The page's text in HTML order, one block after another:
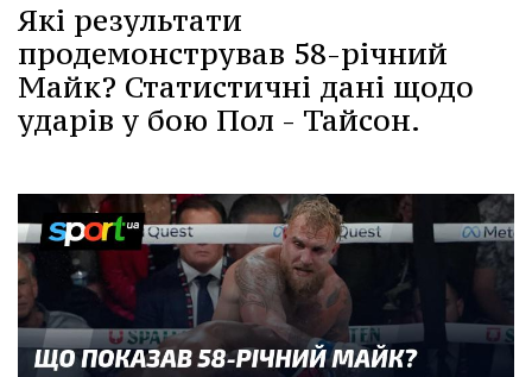
Які результати
продемонстрував 58-річний
Майк? Статистичні дані щодо
ударів у бою Пол - Тайсон.